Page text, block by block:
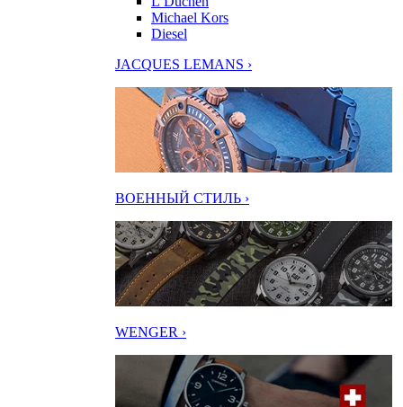
Michael Kors
Diesel
JACQUES LEMANS ›
ВОЕННЫЙ СТИЛЬ ›
WENGER ›